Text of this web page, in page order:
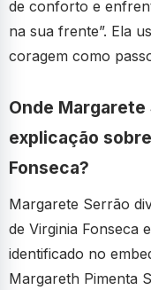
de conforto e
na sua frente”. Ela
coragem como
Onde
explicação
Fonseca?
Margarete Serrão
de Virginia Fonseca
identificado no
Margareth Pimenta